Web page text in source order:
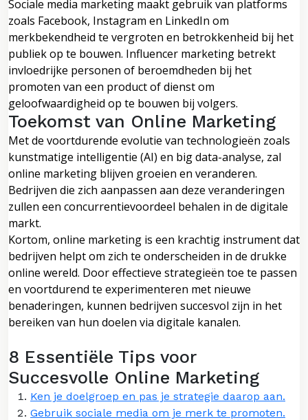
Sociale media marketing maakt gebruik van platforms
zoals Facebook, Instagram en LinkedIn om
merkbekendheid te vergroten en betrokkenheid bij het
publiek op te bouwen. Influencer marketing betrekt
invloedrijke personen of beroemdheden bij het
promoten van een product of dienst om
geloofwaardigheid op te bouwen bij volgers.
Toekomst van Online Marketing
Met de voortdurende evolutie van technologieën zoals
kunstmatige intelligentie (AI) en big data-analyse, zal
online marketing blijven groeien en veranderen.
Bedrijven die zich aanpassen aan deze veranderingen
zullen een concurrentievoordeel behalen in de digitale
markt.
Kortom, online marketing is een krachtig instrument dat
bedrijven helpt om zich te onderscheiden in de drukke
online wereld. Door effectieve strategieën toe te passen
en voortdurend te experimenteren met nieuwe
benaderingen, kunnen bedrijven succesvol zijn in het
bereiken van hun doelen via digitale kanalen.
8 Essentiële Tips voor
Succesvolle Online Marketing
Ken je doelgroep en pas je strategie daarop aan.
Gebruik sociale media om je merk te promoten.